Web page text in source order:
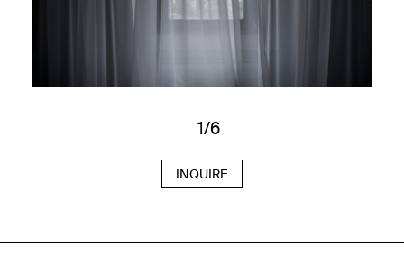
1/6
INQUIRE